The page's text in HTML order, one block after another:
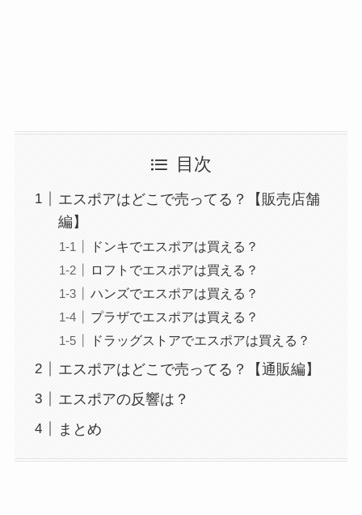
目次
エスポアはどこで売ってる？【販売店舗
編】
ドンキでエスポアは買える？
ロフトでエスポアは買える？
ハンズでエスポアは買える？
プラザでエスポアは買える？
ドラッグストアでエスポアは買える？
エスポアはどこで売ってる？【通販編】
エスポアの反響は？
まとめ